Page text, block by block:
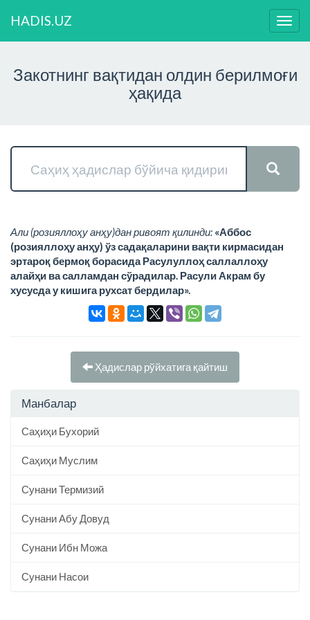
HADIS.UZ
Закотнинг вақтидан олдин берилмоғи
ҳақида
Али (розияллоҳу анҳу)дан ривоят қилинди: «Аббос
(розияллоҳу анҳу) ўз садақаларини вақти кирмасидан
эртароқ бермоқ борасида Расулуллоҳ саллаллоҳу
алайҳи ва салламдан сўрадилар. Расули Акрам бу
хусусда у кишига рухсат бердилар».
Ҳадислар рўйхатига қайтиш
Манбалар
Саҳиҳи Бухорий
Саҳиҳи Муслим
Сунани Термизий
Сунани Абу Довуд
Сунани Ибн Можа
Сунани Насои